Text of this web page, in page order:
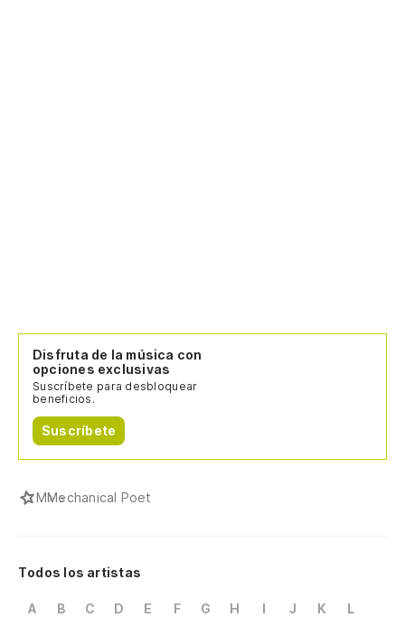
Disfruta de la música con
opciones exclusivas
Suscríbete para desbloquear
beneficios.
Suscríbete
MMechanical Poet
Todos los artistas
A B C D E F G H I J K
L